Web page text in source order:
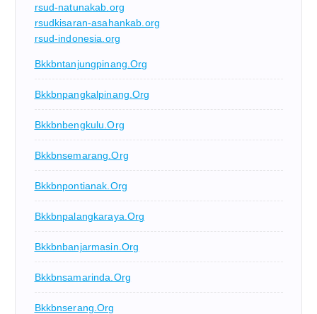
rsud-natunakab.org
rsudkisaran-asahankab.org
rsud-indonesia.org
Bkkbntanjungpinang.org
Bkkbnpangkalpinang.org
Bkkbnbengkulu.org
Bkkbnsemarang.org
Bkkbnpontianak.org
Bkkbnpalangkaraya.org
Bkkbnbanjarmasin.org
Bkkbnsamarinda.org
Bkkbnserang.org